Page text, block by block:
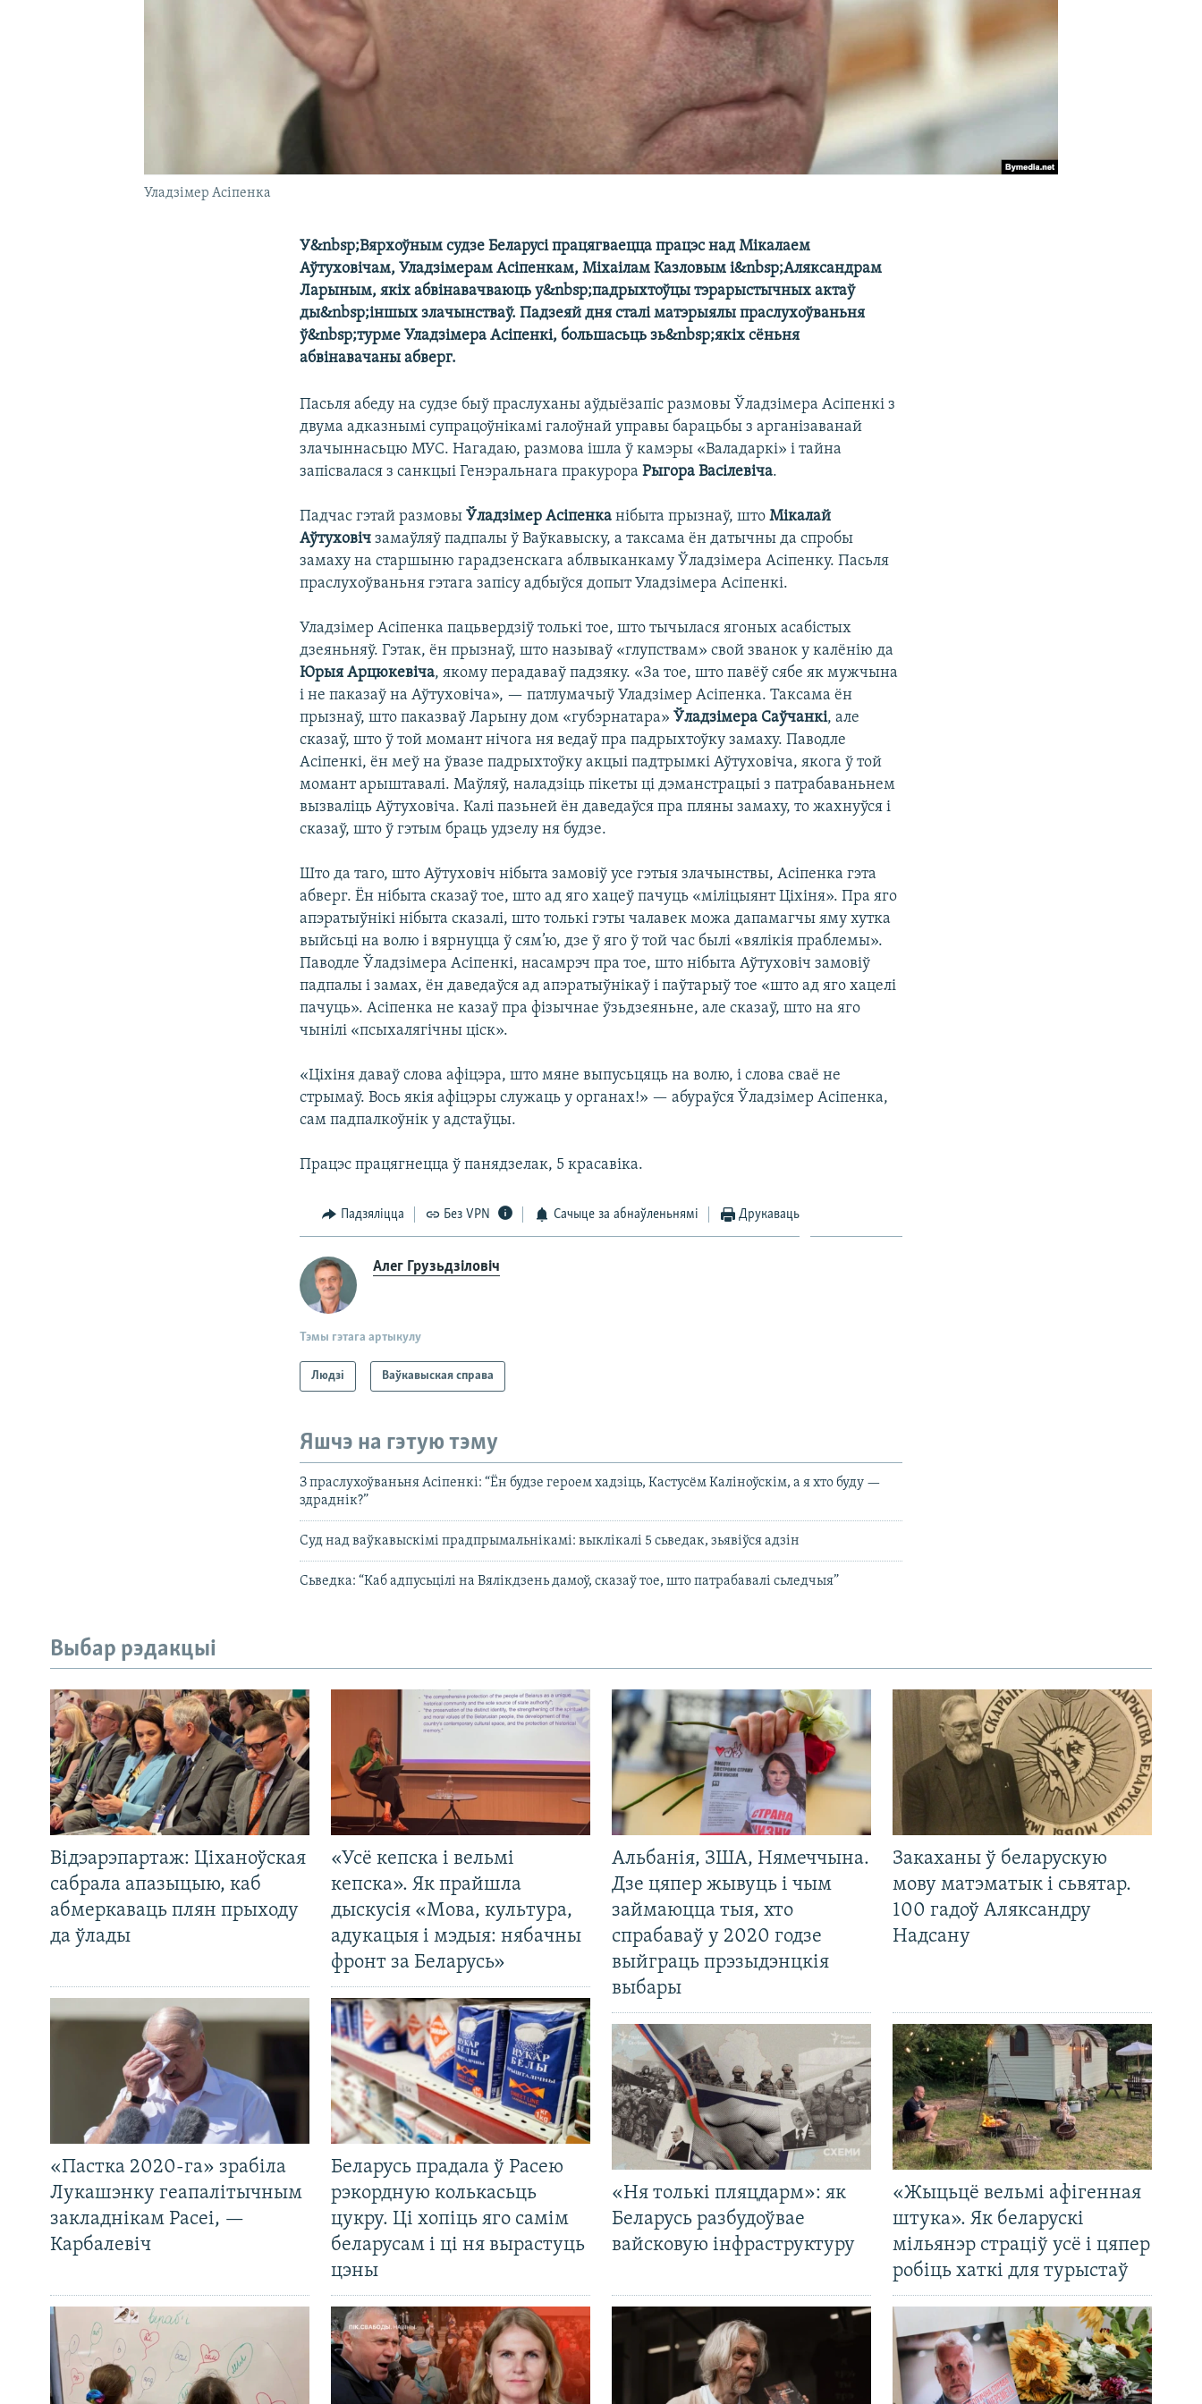
Уладзімер Асіпенка
У&nbsp;Вярхоўным судзе Беларусі працягваецца працэс над Мікалаем
Аўтуховічам, Уладзімерам Асіпенкам, Міхаілам Казловым і&nbsp;Аляксандрам
Ларыным, якіх абвінавачваюць у&nbsp;падрыхтоўцы тэрарыстычных актаў
ды&nbsp;іншых злачынстваў. Падзеяй дня сталі матэрыялы праслухоўваньня
ў&nbsp;турме Уладзімера Асіпенкі, большасьць зь&nbsp;якіх сёньня
абвінавачаны абверг.
Пасьля абеду на судзе быў праслуханы аўдыёзапіс размовы Ўладзімера Асіпенкі з
двума адказнымі супрацоўнікамі галоўнай управы барацьбы з арганізаванай
злачыннасьцю МУС. Нагадаю, размова ішла ў камэры «Валадаркі» і тайна
запісвалася з санкцыі Генэральнага пракурораРыгора Васілевіча.
Падчас гэтай размовыЎладзімер Асіпенканібыта прызнаў, штоМікалай
Аўтуховічзамаўляў падпалы ў Ваўкавыску, а таксама ён датычны да спробы
замаху на старшыню гарадзенскага аблвыканкаму Ўладзімера Асіпенку. Пасьля
праслухоўваньня гэтага запісу адбыўся допыт Уладзімера Асіпенкі.
Уладзімер Асіпенка пацьвердзіў толькі тое, што тычылася ягоных асабістых
дзеяньняў. Гэтак, ён прызнаў, што называў «глупствам» свой званок у калёнію да
Юрыя Арцюкевіча, якому перадаваў падзяку. «За тое, што павёў сябе як мужчына
і не паказаў на Аўтуховіча», — патлумачыў Уладзімер Асіпенка. Таксама ён
прызнаў, што паказваў Ларыну дом «губэрнатара»Ўладзімера Саўчанкі, але
сказаў, што ў той момант нічога ня ведаў пра падрыхтоўку замаху. Паводле
Асіпенкі, ён меў на ўвазе падрыхтоўку акцыі падтрымкі Аўтуховіча, якога ў той
момант арыштавалі. Маўляў, наладзіць пікеты ці дэманстрацыі з патрабаваньнем
вызваліць Аўтуховіча. Калі пазьней ён даведаўся пра пляны замаху, то жахнуўся і
сказаў, што ў гэтым браць удзелу ня будзе.
Што да таго, што Аўтуховіч нібыта замовіў усе гэтыя злачынствы, Асіпенка гэта
абверг. Ён нібыта сказаў тое, што ад яго хацеў пачуць «міліцыянт Ціхіня». Пра яго
апэратыўнікі нібыта сказалі, што толькі гэты чалавек можа дапамагчы яму хутка
выйсьці на волю і вярнуцца ў сям’ю, дзе ў яго ў той час былі «вялікія праблемы».
Паводле Ўладзімера Асіпенкі, насамрэч пра тое, што нібыта Аўтуховіч замовіў
падпалы і замах, ён даведаўся ад апэратыўнікаў і паўтарыў тое «што ад яго хацелі
пачуць». Асіпенка не казаў пра фізычнае ўзьдзеяньне, але сказаў, што на яго
чынілі «псыхалягічны ціск».
«Ціхіня даваў слова афіцэра, што мяне выпусьцяць на волю, і слова сваё не
стрымаў. Вось якія афіцэры служаць у органах!» — абураўся Ўладзімер Асіпенка,
сам падпалкоўнік у адстаўцы.
Працэс працягнецца ў панядзелак, 5 красавіка.
Падзяліцца Без VPN Сачыце за абнаўленьнямі Друкаваць
Алег Грузьдзіловіч
Тэмы гэтага артыкулу
Людзі Ваўкавыская справа
Яшчэ на гэтую тэму
З праслухоўваньня Асіпенкі: “Ён будзе героем хадзіць, Кастусём Каліноўскім, а я хто буду —
здраднік?”
Суд над ваўкавыскімі прадпрымальнікамі: выклікалі 5 сьведак, зьявіўся адзін
Сьведка: “Каб адпусьцілі на Вялікдзень дамоў, сказаў тое, што патрабавалі сьледчыя”
Выбар рэдакцыі
Відэарэпартаж: Ціханоўская
сабрала апазыцыю, каб
абмеркаваць плян прыходу
да ўлады
«Усё кепска і вельмі
кепска». Як прайшла
дыскусія «Мова, культура,
адукацыя і мэдыя: нябачны
фронт за Беларусь»
«Пастка 2020-га» зрабіла
Лукашэнку геапалітычным
закладнікам Расеі, —
Карбалевіч
Беларусь прадала ў Расею
рэкордную колькасьць
цукру. Ці хопіць яго самім
беларусам і ці ня вырастуць
цэны
Альбанія, ЗША, Нямеччына.
Дзе цяпер жывуць і чым
займаюцца тыя, хто
спрабаваў у 2020 годзе
выйграць прэзыдэнцкія
выбары
Закаханы ў беларускую
мову матэматык і сьвятар.
100 гадоў Аляксандру
Надсану
«Ня толькі пляцдарм»: як
Беларусь разбудоўвае
вайсковую інфраструктуру
«Жыцьцё вельмі афігенная
штука». Як беларускі
мільянэр страціў усё і цяпер
робіць хаткі для турыстаў